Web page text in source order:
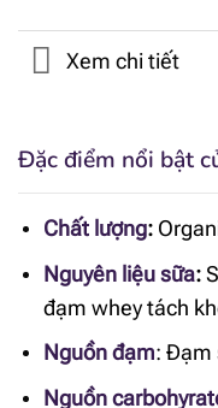
Xem chi tiết
Đặc điểm nổi bật
Chất lượng:
Nguyên liệu sữa:
đạm whey tách
Nguồn đạm: Đạm
Nguồn